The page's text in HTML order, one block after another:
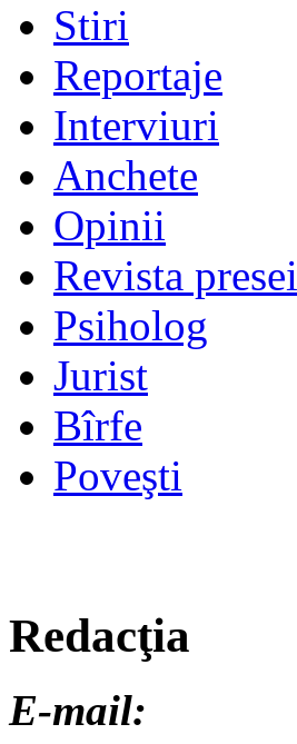
Stiri
Reportaje
Interviuri
Anchete
Opinii
Revista presei
Psiholog
Jurist
Bîrfe
Poveşti
Redacţia
E-mail: